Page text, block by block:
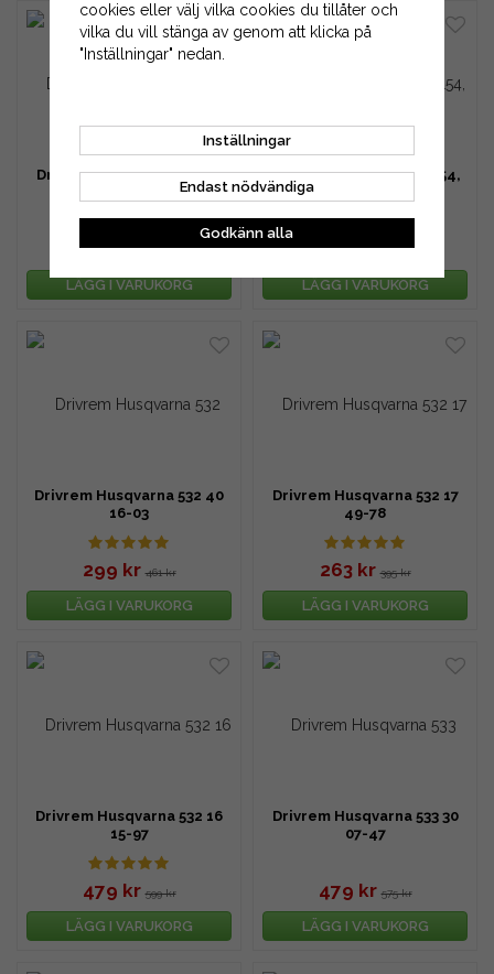
Drivrem Husqvarna 532 17
599 kr 755 kr
LÄGG I VARUKORG
Drivrem Husqvarna LT154,
LT151, LT152 m.fl.
443 kr 587 kr
LÄGG I VARUKORG
Drivrem Husqvarna 532 40
16-03
299 kr 461 kr
LÄGG I VARUKORG
Drivrem Husqvarna 532 17
49-78
263 kr 395 kr
LÄGG I VARUKORG
Drivrem Husqvarna 532 16
15-97
479 kr 599 kr
LÄGG I VARUKORG
Drivrem Husqvarna 533 30
07-47
479 kr 575 kr
LÄGG I VARUKORG
cookies eller välj vilka cookies du tillåter och
vilka du vill stänga av genom att klicka på
"Inställningar" nedan.
Inställningar
Endast nödvändiga
Godkänn alla